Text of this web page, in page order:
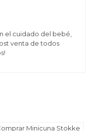
el cuidado del bebé,
venta de todos